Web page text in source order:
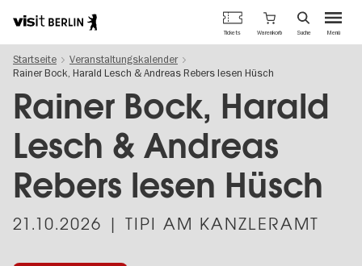
zum
Inhalt
Berlins
offizielles
Tourismusportal
Menü
Tickets Warenkorb Suche
Startseite
Veranstaltungskalender
Rainer Bock, Harald Lesch & Andreas Rebers lesen Hüsch
Rainer Bock, Harald
Lesch & Andreas
Rebers lesen Hüsch
21.10.2026 | TIPI AM KANZLERAMT